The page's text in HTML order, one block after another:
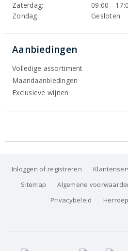
Zaterdag:
09:00 -
Zondag:
Gesloten
Aanbiedingen
Volledige assortiment
Maandaanbiedingen
Exclusieve wijnen
Inloggen of registreren
Sitemap
Algemene
Privacybeleid